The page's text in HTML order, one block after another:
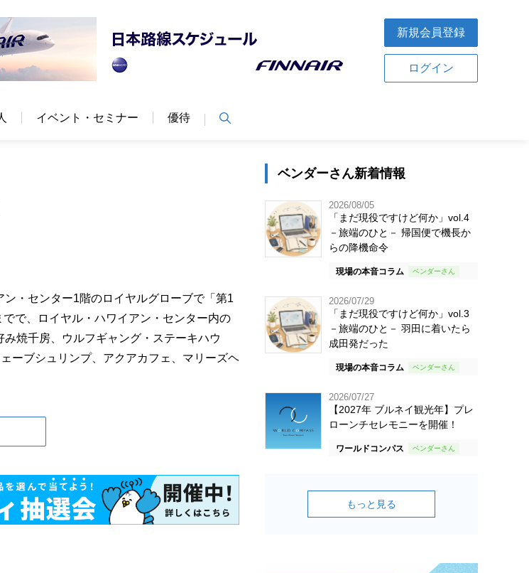
新規会員登録
ログイン
イベント・セミナー 優待
・センター1階のロイヤルグローブで「第1
で、ロイヤル・ハワイアン・センター内の
焼千房、ウルフギャング・ステーキハウ
ーブシュリンプ、アクアカフェ、マリーズヘ
ベンダーさん新着情報
2026/08/05
「まだ現役ですけど何か」vol.4
－旅端のひと－ 帰国便で機長か
らの降機命令
現場の本音コラム
2026/07/29
「まだ現役ですけど何か」vol.3
－旅端のひと－ 羽田に着いたら
成田発だった
現場の本音コラム
2026/07/27
【2027年 ブルネイ観光年】プレ
ローンチセレモニーを開催！
ワールドコンパス
もっと見る